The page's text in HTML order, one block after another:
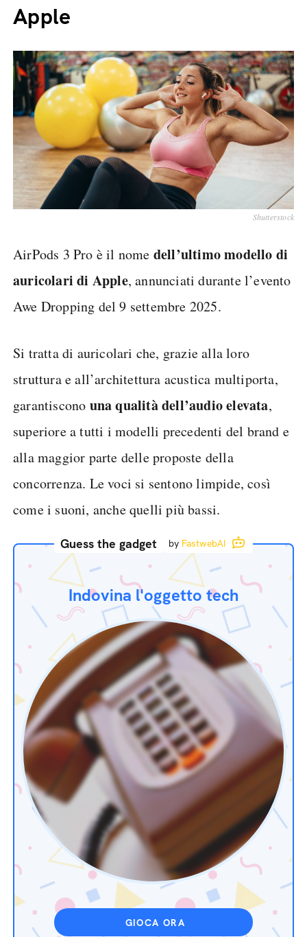
Apple
Shutterstock
AirPods 3 Pro è il nome dell’ultimo modello di
auricolari di Apple, annunciati durante l’evento
Awe Dropping del 9 settembre 2025.
Si tratta di auricolari che, grazie alla loro
struttura e all’architettura acustica multiporta,
garantiscono una qualità dell’audio elevata,
superiore a tutti i modelli precedenti del brand e
alla maggior parte delle proposte della
concorrenza. Le voci si sentono limpide, così
come i suoni, anche quelli più bassi.
Guess the gadget by FastwebAI
Indovina l'oggetto tech
GIOCA ORA